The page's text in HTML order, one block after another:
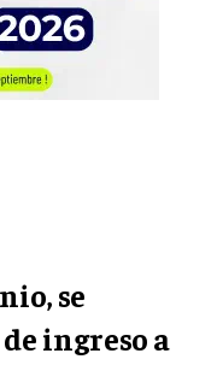
se
ingreso a